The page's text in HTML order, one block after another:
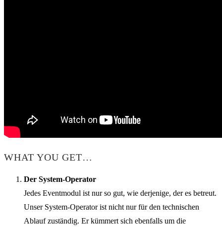
WHAT YOU GET…
Der System-Operator
Jedes Eventmodul ist nur so gut, wie derjenige, der es betreut.
Unser System-Operator ist nicht nur für den technischen
Ablauf zuständig. Er kümmert sich ebenfalls um die